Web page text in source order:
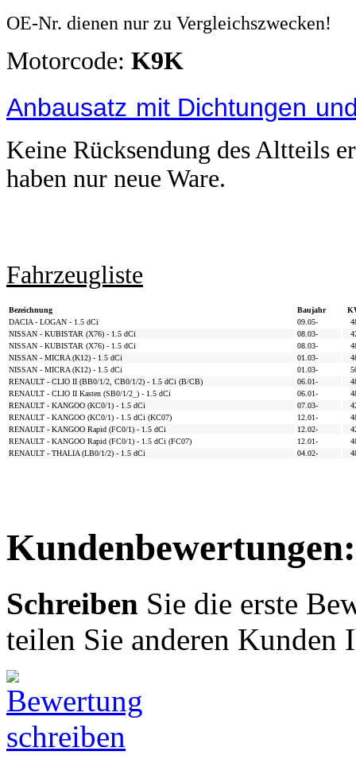
OE-Nr. dienen nur zu Vergleichszwecken!
Motorcode: K9K
Anbausatz mit Dichtungen
Keine Rücksendung des Altteils
haben nur neue Ware.
Fahrzeugliste
Bezeichnung Baujahr
DACIA - LOGAN - 1.5 dCi
09.05-
NISSAN - KUBISTAR (X76) - 1.5 dCi
08.03-
NISSAN - KUBISTAR (X76) - 1.5 dCi
08.03-
NISSAN - MICRA (K12) - 1.5 dCi
01.03-
NISSAN - MICRA (K12) - 1.5 dCi
01.03-
RENAULT - CLIO II (BB0/1/2, CB0/1/2) - 1.5 dCi (B/CB)
06.01-
RENAULT - CLIO II Kasten (SB0/1/2_) - 1.5 dCi
06.01-
RENAULT - KANGOO (KC0/1) - 1.5 dCi
07.03-
RENAULT - KANGOO (KC0/1) - 1.5 dCi (KC07)
12.01-
RENAULT - KANGOO Rapid (FC0/1) - 1.5 dCi
12.02-
RENAULT - KANGOO Rapid (FC0/1) - 1.5 dCi (FC07)
12.01-
RENAULT - THALIA (LB0/1/2) - 1.5 dCi
04.02-
Kundenbewertungen:
Schreiben Sie die erste
teilen Sie anderen